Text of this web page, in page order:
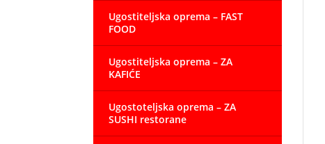
Ugostiteljska oprema – FAST
FOOD
Ugostiteljska oprema – ZA
KAFIĆE
Ugostoteljska oprema – ZA
SUSHI restorane